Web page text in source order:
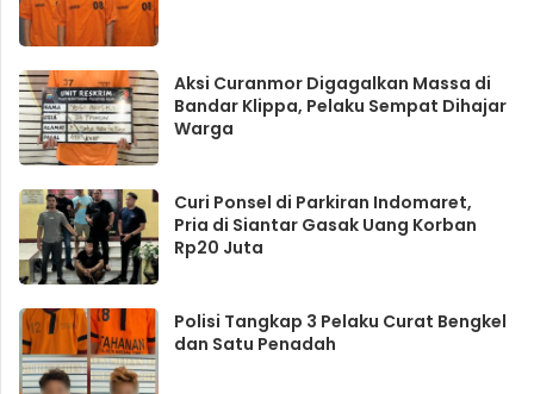
Aksi Curanmor Digagalkan Massa di
Bandar Klippa, Pelaku Sempat Dihajar
Warga
Curi Ponsel di Parkiran Indomaret,
Pria di Siantar Gasak Uang Korban
Rp20 Juta
Polisi Tangkap 3 Pelaku Curat Bengkel
dan Satu Penadah